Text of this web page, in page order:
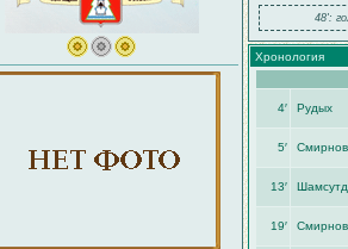
48':
Хронология
4′ Рудых
5′
13′
19′